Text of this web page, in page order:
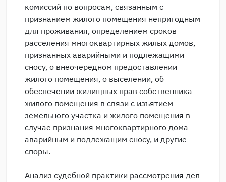
комиссий по вопросам, связанным с
признанием жилого помещения непригодным
для проживания, определением сроков
расселения многоквартирных жилых домов,
признанных аварийными и подлежащими
сносу, о внеочередном предоставлении
жилого помещения, о выселении, об
обеспечении жилищных прав собственника
жилого помещения в связи с изъятием
земельного участка и жилого помещения в
случае признания многоквартирного дома
аварийным и подлежащим сносу, и другие
споры.
Анализ судебной практики рассмотрения дел